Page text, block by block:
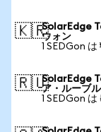
🇰🇷SolarEdge
ウォン
1 SEDGon
🇷🇺SolarEdge
ア・ルーブル
1 SEDGon